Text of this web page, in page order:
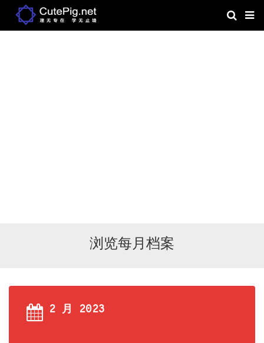
浏览每月档案
2 月 2023